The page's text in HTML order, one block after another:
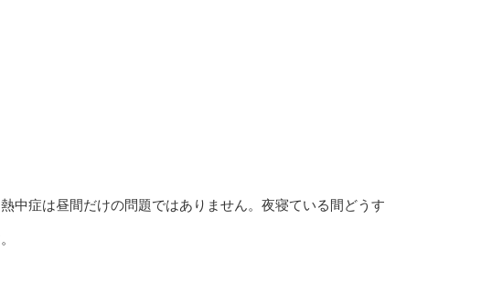
中症は昼間だけの問題ではありません。夜寝ている間どうす